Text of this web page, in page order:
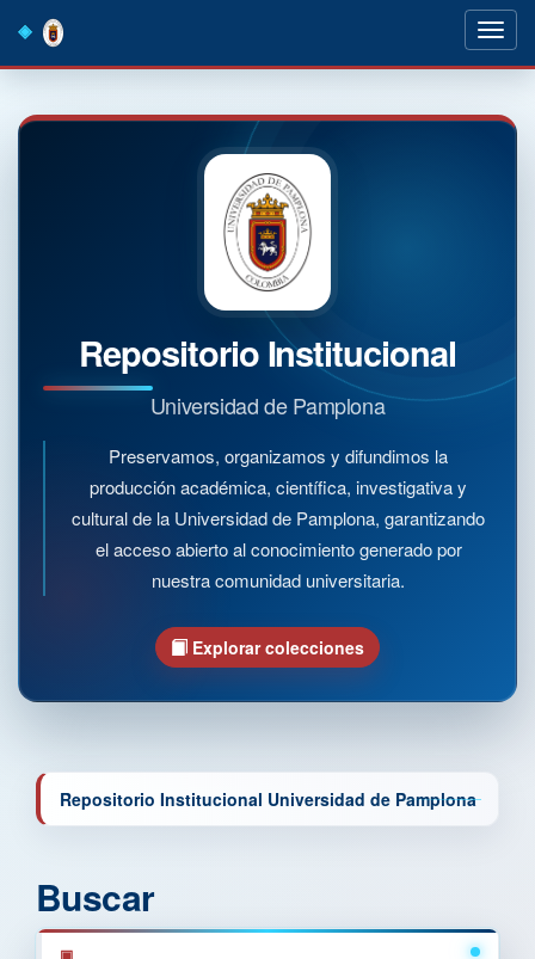
navigation
Repositorio Institucional
Universidad de Pamplona
Preservamos, organizamos y difundimos la
producción académica, científica, investigativa y
cultural de la Universidad de Pamplona, garantizando
el acceso abierto al conocimiento generado por
nuestra comunidad universitaria.
Explorar colecciones
Repositorio Institucional Universidad de Pamplona
Buscar